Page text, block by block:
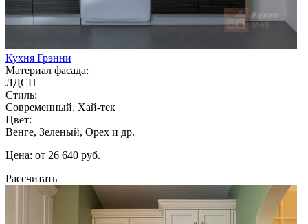
Кухня Грэнни
Материал фасада:
ЛДСП
Стиль:
Современный, Хай-тек
Цвет:
Венге, Зеленый, Орех и др.
Цена: от 26 640 руб.
Рассчитать